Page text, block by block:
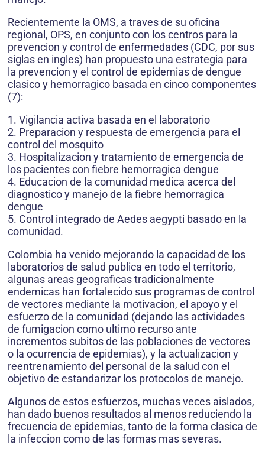
Recientemente la OMS, a traves de su oficina
regional, OPS, en conjunto con los centros para la
prevencion y control de enfermedades (CDC, por sus
siglas en ingles) han propuesto una estrategia para
la prevencion y el control de epidemias de dengue
clasico y hemorragico basada en cinco componentes
(7):
1. Vigilancia activa basada en el laboratorio
2. Preparacion y respuesta de emergencia para el
control del mosquito
3. Hospitalizacion y tratamiento de emergencia de
los pacientes con fiebre hemorragica dengue
4. Educacion de la comunidad medica acerca del
diagnostico y manejo de la fiebre hemorragica
dengue
5. Control integrado de Aedes aegypti basado en la
comunidad.
Colombia ha venido mejorando la capacidad de los
laboratorios de salud publica en todo el territorio,
algunas areas geograficas tradicionalmente
endemicas han fortalecido sus programas de control
de vectores mediante la motivacion, el apoyo y el
esfuerzo de la comunidad (dejando las actividades
de fumigacion como ultimo recurso ante
incrementos subitos de las poblaciones de vectores
o la ocurrencia de epidemias), y la actualizacion y
reentrenamiento del personal de la salud con el
objetivo de estandarizar los protocolos de manejo.
Algunos de estos esfuerzos, muchas veces aislados,
han dado buenos resultados al menos reduciendo la
frecuencia de epidemias, tanto de la forma clasica de
la infeccion como de las formas mas severas.